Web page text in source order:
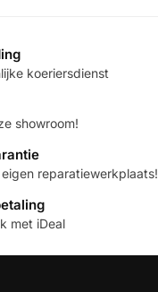
koeriersdienst
showroom!
reparatiewerkplaats!
met iDeal